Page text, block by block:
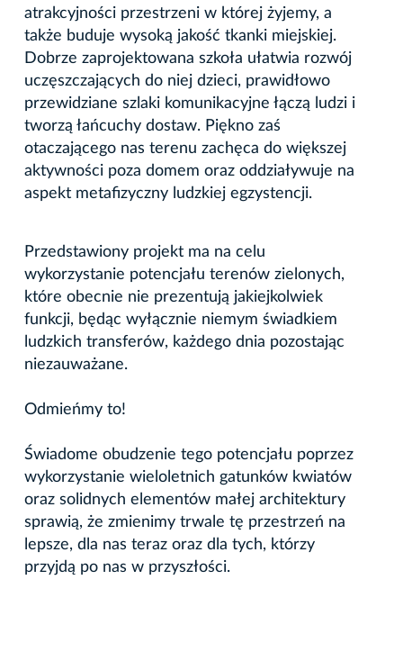
atrakcyjności przestrzeni w której żyjemy, a
także buduje wysoką jakość tkanki miejskiej.
Dobrze zaprojektowana szkoła ułatwia rozwój
uczęszczających do niej dzieci, prawidłowo
przewidziane szlaki komunikacyjne łączą ludzi i
tworzą łańcuchy dostaw. Piękno zaś
otaczającego nas terenu zachęca do większej
aktywności poza domem oraz oddziaływuje na
aspekt metafizyczny ludzkiej egzystencji.
Przedstawiony projekt ma na celu
wykorzystanie potencjału terenów zielonych,
które obecnie nie prezentują jakiejkolwiek
funkcji, będąc wyłącznie niemym świadkiem
ludzkich transferów, każdego dnia pozostając
niezauważane.
Odmieńmy to!
Świadome obudzenie tego potencjału poprzez
wykorzystanie wieloletnich gatunków kwiatów
oraz solidnych elementów małej architektury
sprawią, że zmienimy trwale tę przestrzeń na
lepsze, dla nas teraz oraz dla tych, którzy
przyjdą po nas w przyszłości.